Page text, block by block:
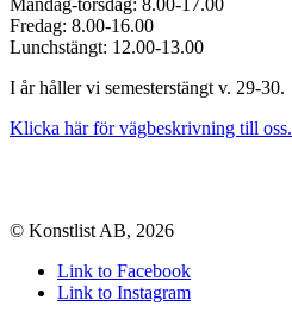
Fredag: 8.00-16.00
Lunchstängt: 12.00-13.00
I år håller vi semesterstängt v. 29-30.
Klicka här för vägbeskrivning till oss.
© Konstlist AB, 2026
Link to Facebook
Link to Instagram